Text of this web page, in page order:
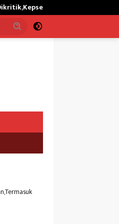
Labuhan Akan Hengkang